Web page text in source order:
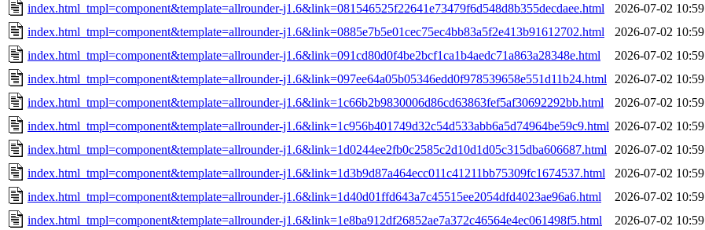
index.html_tmpl=component&template=allrounder-j1.6&link=081546525f22641e73479f6d548d8b355decdaee.html
2026-07-02 10:59
index.html_tmpl=component&template=allrounder-j1.6&link=0885e7b5e01cec75ec4bb83a5f2e413b91612702.html
2026-07-02 10:59
index.html_tmpl=component&template=allrounder-j1.6&link=091cd80d0f4be2bcf1ca1b4aedc71a863a28348e.html
2026-07-02 10:59
index.html_tmpl=component&template=allrounder-j1.6&link=097ee64a05b05346edd0f978539658e551d11b24.html
2026-07-02 10:59
index.html_tmpl=component&template=allrounder-j1.6&link=1c66b2b9830006d86cd63863fef5af30692292bb.html
2026-07-02 10:59
index.html_tmpl=component&template=allrounder-j1.6&link=1c956b401749d32c54d533abb6a5d74964be59c9.html 2026-07-02 10:59
index.html_tmpl=component&template=allrounder-j1.6&link=1d0244ee2fb0c2585c2d10d1d05c315dba606687.html
2026-07-02 10:59
index.html_tmpl=component&template=allrounder-j1.6&link=1d3b9d87a464ecc011c41211bb75309fc1674537.html
2026-07-02 10:59
index.html_tmpl=component&template=allrounder-j1.6&link=1d40d01ffd643a7c45515ee2054dfd4023ae96a6.html
2026-07-02 10:59
index.html_tmpl=component&template=allrounder-j1.6&link=1e8ba912df26852ae7a372c46564e4ec061498f5.html
2026-07-02 10:59